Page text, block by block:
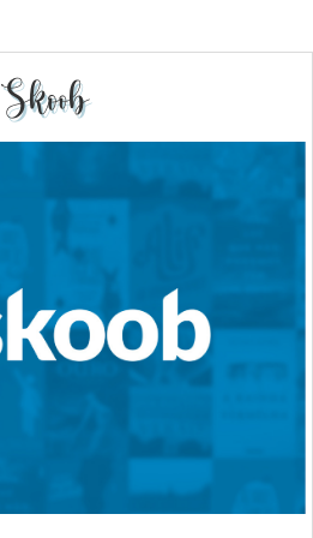
Skoob